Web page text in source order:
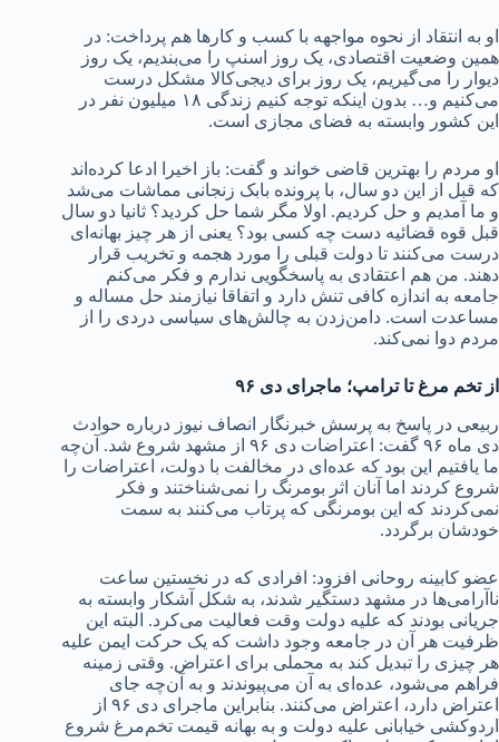
او به انتقاد از نحوه مواجهه با کسب و کارها هم پرداخت: در
همین وضعیت اقتصادی، یک روز اسنپ را می‌بندیم، یک روز
دیوار را می‌گیریم، یک روز برای دیجی‌کالا مشکل درست
می‌کنیم و… بدون اینکه توجه کنیم زندگی ۱۸ میلیون نفر در
این کشور وابسته به فضای مجازی است.
او مردم را بهترین قاضی خواند و گفت: باز اخیرا ادعا کرده‌اند
که قبل از این دو سال، با پرونده بابک زنجانی مماشات می‌شد
و ما آمدیم و حل کردیم. اولا مگر شما حل کردید؟ ثانیا دو سال
قبل قوه قضائیه دست چه کسی بود؟ یعنی از هر چیز بهانه‌ای
درست می‌کنند تا دولت قبلی را مورد هجمه و تخریب قرار
دهند. من هم اعتقادی به پاسخگویی ندارم و فکر می‌کنم
جامعه به اندازه کافی تنش دارد و اتفاقا نیازمند حل مساله و
مساعدت است. دامن‌زدن به چالش‌های سیاسی دردی را از
مردم دوا نمی‌کند.
از تخم مرغ تا ترامپ؛ ماجرای دی ۹۶
ربیعی در پاسخ به پرسش خبرنگار انصاف نیوز درباره حوادث
دی ماه ۹۶ گفت: اعتراضات دی ۹۶ از مشهد شروع شد. آن‌چه
ما یافتیم این بود که عده‌ای در مخالفت با دولت، اعتراضات را
شروع کردند اما آنان اثر بومرنگ را نمی‌شناختند و فکر
نمی‌کردند که این بومرنگی که پرتاب می‌کنند به سمت
خودشان برگردد.
عضو کابینه روحانی افزود: افرادی که در نخستین ساعت
ناآرامی‌ها در مشهد دستگیر شدند، به شکل آشکار وابسته به
جریانی بودند که علیه دولت وقت فعالیت می‌کرد. البته این
ظرفیت هر آن در جامعه وجود داشت که یک حرکت ایمن علیه
هر چیزی را تبدیل کند به محملی برای اعتراض. وقتی زمینه
فراهم می‌شود، عده‌ای به آن می‌پیوندند و به آن‌چه جای
اعتراض دارد، اعتراض می‌کنند. بنابراین ماجرای دی ۹۶ از
اردوکشی خیابانی علیه دولت و به بهانه قیمت تخم‌مرغ شروع